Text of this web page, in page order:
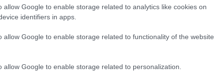
allow Google to enable storage related to analytics like cookies on
identifiers in apps.
allow Google to enable storage related to functionality of the website
allow Google to enable storage related to personalization.
E non dimentichiamoci del nuovo CEO di
delineare la strategia futura dell’azienda,
dallo stabilimento di Melfi.